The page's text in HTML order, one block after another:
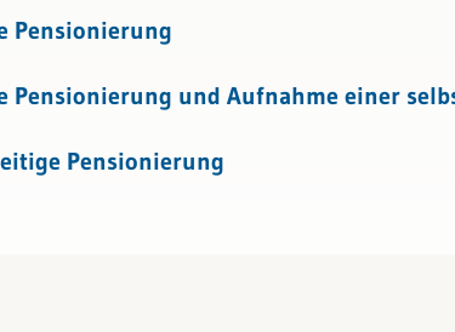
& Arbeitszeugnis
AHV / IV
Pensionierung
Pensionierung und Aufnahme einer
Pensionierung